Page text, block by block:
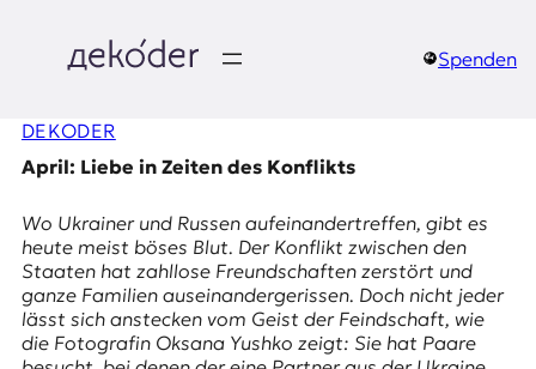
springen
e
k
o
d
e
Spenden
DEKODER
April: Liebe in Zeiten des Konflikts
Wo Ukrainer und Russen aufeinandertreffen, gibt es
heute meist böses Blut. Der Konflikt zwischen den
Staaten hat zahllose Freundschaften zerstört und
ganze Familien auseinandergerissen. Doch nicht jeder
lässt sich anstecken vom Geist der Feindschaft, wie
die Fotografin Oksana Yushko zeigt: Sie hat Paare